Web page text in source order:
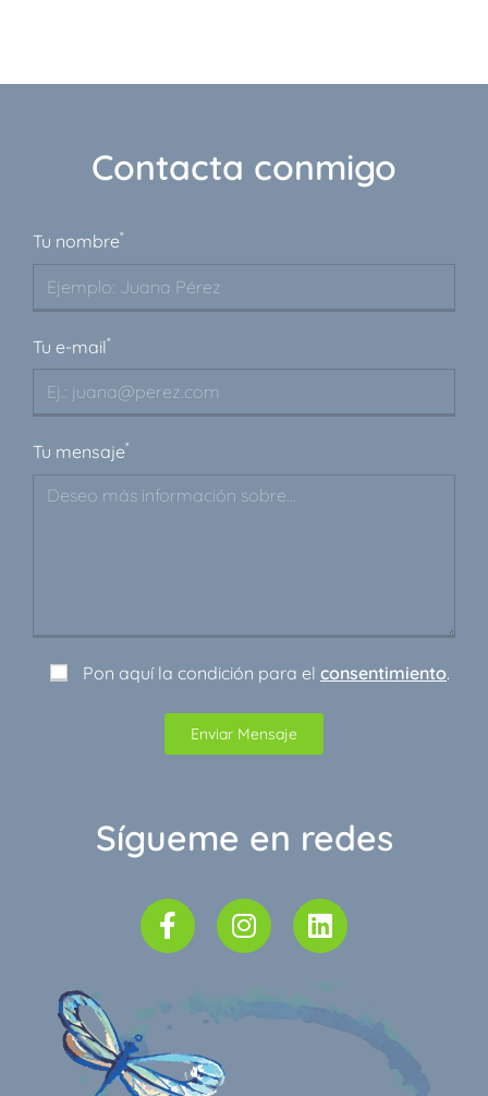
Contacta conmigo
Tu nombre*
Tu e-mail*
Tu mensaje*
Pon aquí la condición para el consentimiento.
Sígueme en redes